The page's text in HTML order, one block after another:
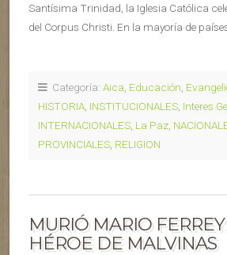
Santísima Trinidad, la Iglesia Católica
del Corpus Christi. En la mayoría de
Categoría: Aica Educación
HISTORIA INSTITUCIONALES Interes
INTERNACIONALES La Paz
PROVINCIALES RELIGION
MURIÓ MARIO
HÉROE DE MALVINAS